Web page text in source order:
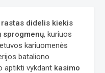
rastas didelis kiekis
sprogmenų, kuriuos
kariuomenės
bataliono
aptikti vykdant kasimo